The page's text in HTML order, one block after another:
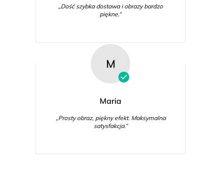
„Dość szybka dostawa i obrazy bardzo
piękne.“
M
Maria
„Prosty obraz, piękny efekt. Maksymalna
satysfakcja.“